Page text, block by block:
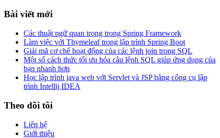
Bài viết mới
Các thuật ngữ quan trọng trong Spring Framework
Làm việc với Thymeleaf trong lập trình Spring Boot
Giải mã cơ chế hoạt động của các lệnh join trong SQL
Một số cách thức tối ưu hóa câu lệnh SQL giúp ứng dụng của
bạn nhanh hơn
Học lập trình java web với Servlet và JSP bằng công cụ lập
trình Intellij IDEA
Theo dõi tôi
Liên hệ
Giới thiệu